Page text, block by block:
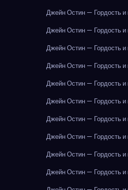
Джейн Остин — Гордость
Джейн Остин — Гордость
Джейн Остин — Гордость
Джейн Остин — Гордость
Джейн Остин — Гордость
Джейн Остин — Гордость
Джейн Остин — Гордость
Джейн Остин — Гордость
Джейн Остин — Гордость
Джейн Остин — Гордость